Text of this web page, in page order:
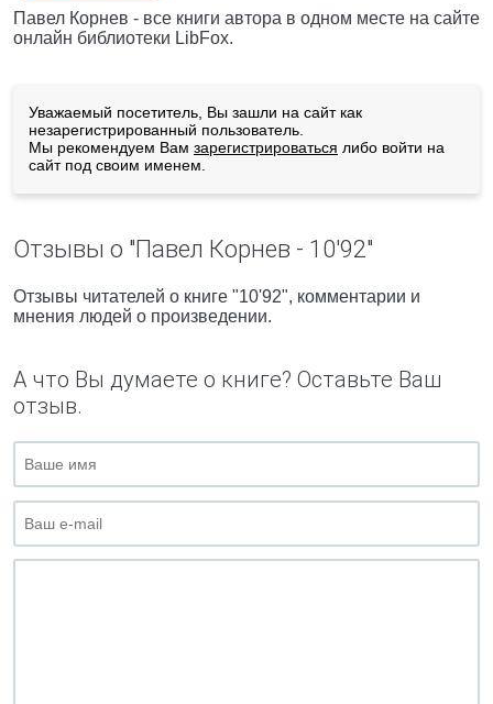
Павел Корнев - все книги автора в одном месте на сайте
онлайн библиотеки LibFox.
Уважаемый посетитель, Вы зашли на сайт как
незарегистрированный пользователь.
Мы рекомендуем Вам зарегистрироваться либо войти на
сайт под своим именем.
Отзывы о "Павел Корнев - 10'92"
Отзывы читателей о книге "10'92", комментарии и
мнения людей о произведении.
А что Вы думаете о книге? Оставьте Ваш
отзыв.